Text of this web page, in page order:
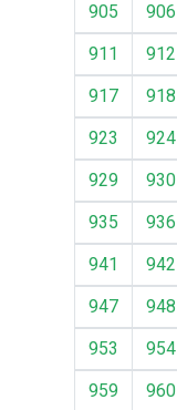
905
906
911
912
917
918
923
924
929
930
935
936
941
942
947
948
953
954
959
960